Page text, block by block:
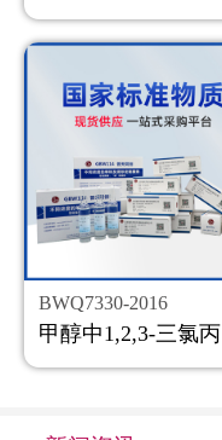
BWQ7330-2016
返回主页